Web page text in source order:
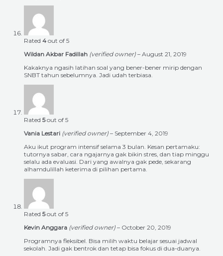
Rated 4 out of 5
Wildan Akbar Fadillah (verified owner) – August 21, 2019
Kakaknya ngasih latihan soal yang bener-bener mirip dengan
SNBT tahun sebelumnya. Jadi udah terbiasa.
Rated 5out of 5
Vania Lestari (verified owner) – September 4, 2019
Aku ikut program intensif selama 3 bulan. Kesan pertamaku:
tutornya sabar, cara ngajarnya gak bikin stres, dan tiap minggu
selalu ada evaluasi. Dari yang awalnya gak pede, sekarang
alhamdulillah keterima di pilihan pertama.
Rated 5out of 5
Kevin Anggara (verified owner) – October 20, 2019
Programnya fleksibel. Bisa milih waktu belajar sesuai jadwal
sekolah. Jadi gak bentrok dan tetap bisa fokus di dua-duanya.